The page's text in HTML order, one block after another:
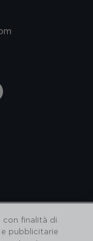
con finalità di
pubblicitarie